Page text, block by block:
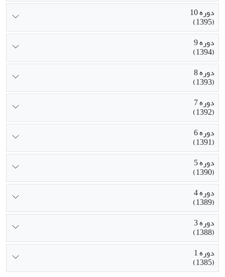
دوره 10
(1395)
دوره 9
(1394)
دوره 8
(1393)
دوره 7
(1392)
دوره 6
(1391)
دوره 5
(1390)
دوره 4
(1389)
دوره 3
(1388)
دوره 1
(1385)